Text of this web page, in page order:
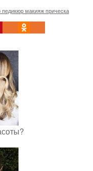
макияж прическа